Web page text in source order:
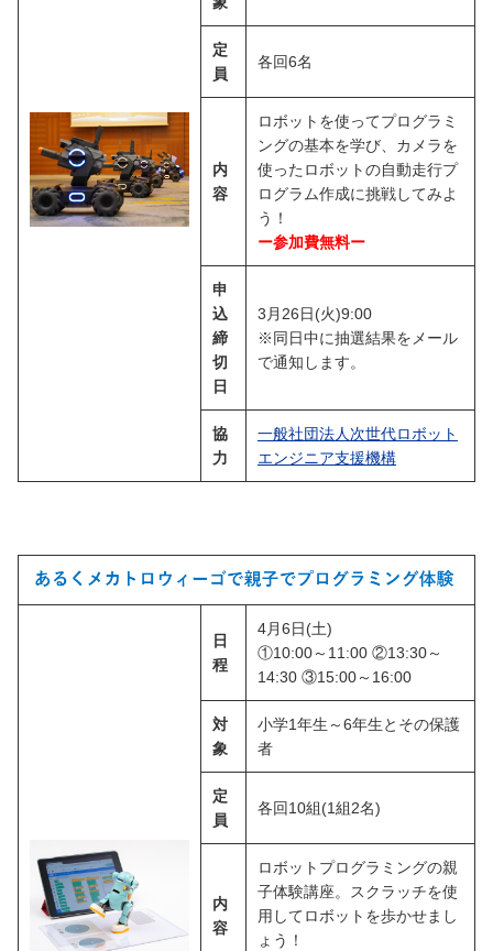
定
員
各回6名
内
容
ロボットを使ってプログラミ
ングの基本を学び、カメラを
使ったロボットの自動走行プ
ログラム作成に挑戦してみよ
う！
ー参加費無料ー
申
込
締
切
日
3月26日(火)9:00
※同日中に抽選結果をメール
で通知します。
協
力
一般社団法人次世代ロボット
エンジニア支援機構
日
程
4月6日(土)
①10:00～11:00 ②13:30～
14:30 ③15:00～16:00
対
象
小学1年生～6年生とその保護
者
定
員
各回10組(1組2名)
内
容
ロボットプログラミングの親
子体験講座。スクラッチを使
用してロボットを歩かせまし
ょう！